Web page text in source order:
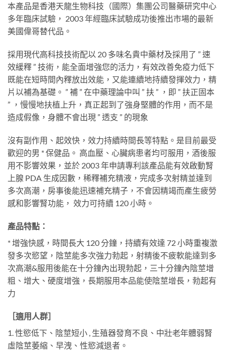
本產品是香港天龍生物科技（國際）集團公司醫藥研究中心
多年臨床試驗， 2003 年經臨床試驗成功後推出市場的最新
美國偉哥替代品。
採用現代高科技技術配以 20 多味名貴中藥材及採用了 ” 速
效緩釋 ” 技術，能全面增強您的活力，有效改善免疫力低下
既能在短時間內釋放出效能，又能連續地持續發揮效力，精
片以補為基礎。 ” 補 ” 在中藥理論中叫 ” 扶 ” ，即 ” 扶正固本
” ，慢慢地扶植上升，真正起到了強身堅體的作用，而不是
造成假像，身體不會出現 ” 透支 ” 的現象
沒有副作用、起效快，效力持續時間長等特點。是目前最受
歡迎的男 * 保健品。 高血壓、心臟病患者均可服用，酒後服
用不影響效果，並於 2003 年申請專利該產品能有效啟動腎
上腺 PDA 生成因數，稀釋補充精液，完成多次射精並達到
多次高潮，房事後能迅速補充精子，不會因精竭而產生疲勞
感和影響腎功能， 效力可持續 120 小時。
產品特點：
* 增強快感，時間長大 120 分鐘，持續有效達 72 小時重複激
發多次慾望，陰莖能多次強力勃起，射精後不疲軟能達到多
次高潮&服用後能在十分鐘內出現勃起，三十分鐘內陰莖增
粗、增大、硬度增強，長期服用本品能使陰莖增長，勃起有
力
［適用人群］
1. 性慾低下、陰莖短小 , 生殖器發育不良、中壯老年體弱腎
虛陰莖萎縮、早洩、性慾減退者。